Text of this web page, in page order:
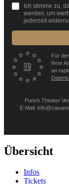
Ich stimme zu,
werden, um
jederzeit
Für
Ihrer
an
Punch Theater
E-Mail:
Übersicht
Infos
Tickets